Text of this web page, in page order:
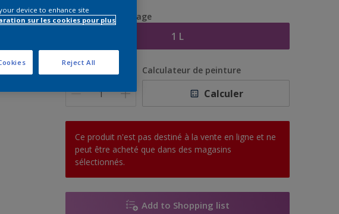
Taille de l’emballage
1 L
Quantité Calculateur de peinture
Calculer
Ce produit n'est pas destiné à la vente en ligne et ne
peut être acheté que dans des magasins
sélectionnés.
Add to Shopping list
device to enhance site
sur les cookies pour plus
Reject All